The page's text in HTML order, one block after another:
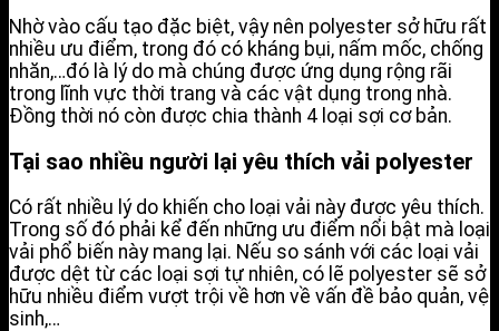
Nhờ vào cấu tạo đặc biệt, vậy nên polyester sở hữu rất
nhiều ưu điểm, trong đó có kháng bụi, nấm mốc, chống
nhăn,…đó là lý do mà chúng được ứng dụng rộng rãi
trong lĩnh vực thời trang và các vật dụng trong nhà.
Đồng thời nó còn được chia thành 4 loại sợi cơ bản.
Tại sao nhiều người lại yêu thích vải polyester
Có rất nhiều lý do khiến cho loại vải này được yêu thích.
Trong số đó phải kể đến những ưu điểm nổi bật mà loại
vải phổ biến này mang lại. Nếu so sánh với các loại vải
được dệt từ các loại sợi tự nhiên, có lẽ polyester sẽ sở
hữu nhiều điểm vượt trội về hơn về vấn đề bảo quản, vệ
sinh,…